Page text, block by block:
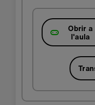
Obrir a
l'aula